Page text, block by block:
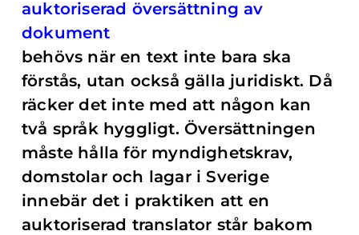
auktoriserad översättning av
dokument
behövs när en text inte bara ska
förstås, utan också gälla juridiskt. Då
räcker det inte med att någon kan
två språk hyggligt. Översättningen
måste hålla för myndighetskrav,
domstolar och lagar i Sverige
innebär det i praktiken att en
auktoriserad translator står bakom